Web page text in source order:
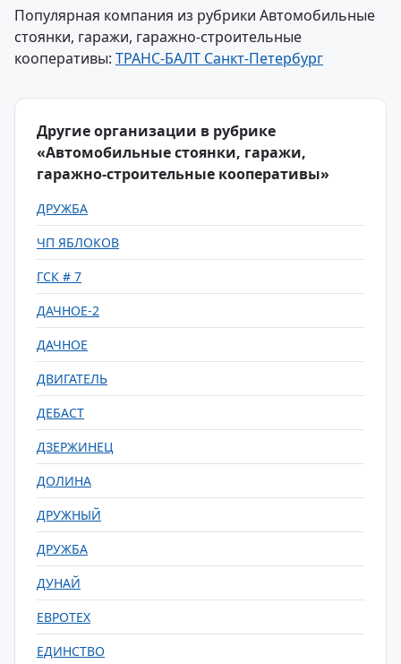
Популярная компания из рубрики Автомобильные
стоянки, гаражи, гаражно-строительные
кооперативы: ТРАНС-БАЛТ Санкт-Петербург
Другие организации в рубрике
«Автомобильные стоянки, гаражи,
гаражно-строительные кооперативы»
ДРУЖБА
ЧП ЯБЛОКОВ
ГСК # 7
ДАЧНОЕ-2
ДАЧНОЕ
ДВИГАТЕЛЬ
ДЕБАСТ
ДЗЕРЖИНЕЦ
ДОЛИНА
ДРУЖНЫЙ
ДРУЖБА
ДУНАЙ
ЕВРОТЕХ
ЕДИНСТВО